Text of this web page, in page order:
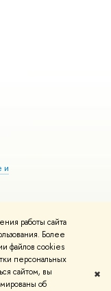
работы сайта
Более
файлов cookies
персональных
сайтом, вы
об
✖
и